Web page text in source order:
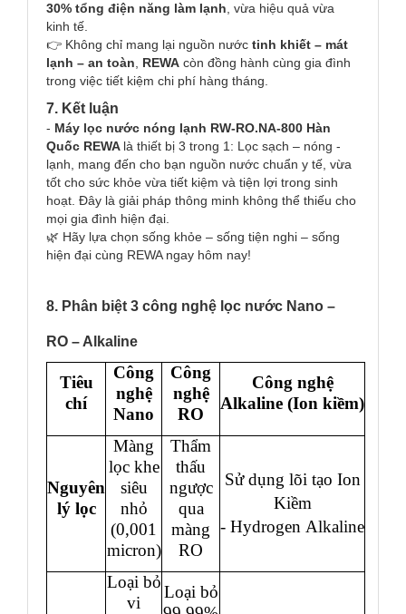
30% tổng điện năng làm lạnh , vừa hiệu quả vừa
kinh tế.
👉 Không chỉ mang lại nguồn nước tinh khiết – mát
lạnh – an toàn
REWA còn đồng hành cùng gia đình
trong việc tiết kiệm chi phí hàng tháng.
7. Kết luận
- Máy lọc nước nóng lạnh RW-RO.NA-800 Hàn
Quốc REWA là thiết bị 3 trong 1: Lọc sạch – nóng -
lạnh, mang đến cho bạn nguồn nước chuẩn y tế, vừa
tốt cho sức khỏe vừa tiết kiệm và tiện lợi trong sinh
hoạt. Đây là giải pháp thông minh không thể thiếu cho
mọi gia đình hiện đại.
🌿 Hãy lựa chọn sống khỏe – sống tiện nghi – sống
hiện đại cùng REWA ngay hôm nay!
8. Phân biệt 3 công nghệ lọc nước Nano –
RO – Alkaline
Tiêu
chí
Công
nghệ
Nano
Công
nghệ
RO
Công nghệ
Alkaline (Ion kiềm)
Nguyên
lý lọc
Màng
lọc khe
siêu
nhỏ
(0,001
micron)
Thẩm
thấu
ngược
qua
màng
RO
Sử dụng lõi tạo Ion
Kiềm
- Hydrogen Alkaline
Loại bỏ
vi
Loại bỏ